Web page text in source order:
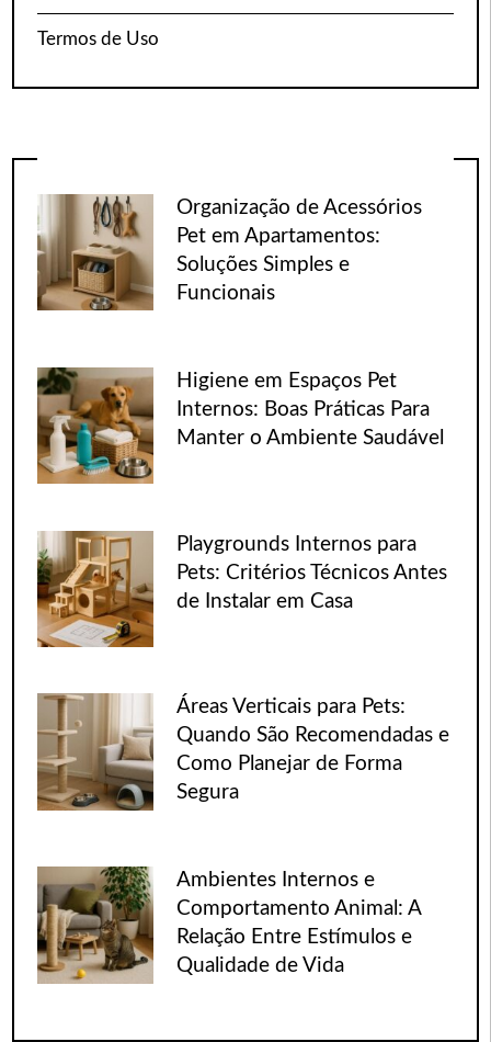
Termos de Uso
Organização de Acessórios
Pet em Apartamentos:
Soluções Simples e
Funcionais
Higiene em Espaços Pet
Internos: Boas Práticas Para
Manter o Ambiente Saudável
Playgrounds Internos para
Pets: Critérios Técnicos Antes
de Instalar em Casa
Áreas Verticais para Pets:
Quando São Recomendadas e
Como Planejar de Forma
Segura
Ambientes Internos e
Comportamento Animal: A
Relação Entre Estímulos e
Qualidade de Vida